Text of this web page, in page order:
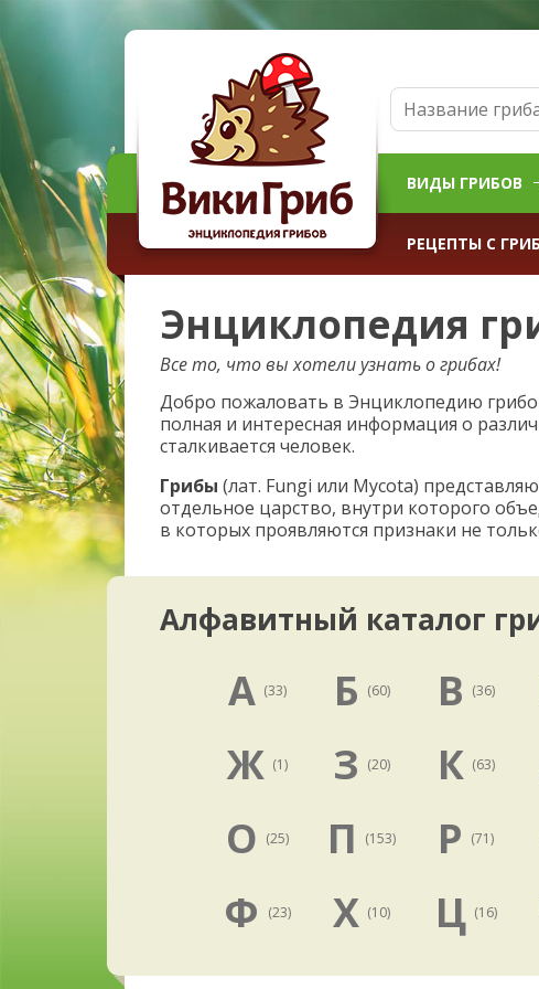
ВИДЫ ГРИБОВ
РЕЦЕПТЫ С
Энциклопедия
Все то, что вы хотели узнать о грибах!
Добро пожаловать в Энциклопедию
полная и интересная информация о
сталкивается человек.
Грибы (лат. Fungi или Mycota)
отдельное царство, внутри которого
в которых проявляются признаки не
Алфавитный каталог
А (33) Б (60) В (36)
Ж (1) З (20) К (63)
О (25) П (153) Р (71)
Ф (23) Х (10) Ц (16)